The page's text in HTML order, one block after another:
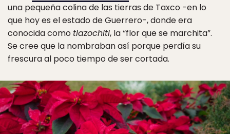
una pequeña colina de las tierras de Taxco -en lo
que hoy es el estado de Guerrero-, donde era
conocida como tlazochitl, la “flor que se marchita”.
Se cree que la nombraban así porque perdía su
frescura al poco tiempo de ser cortada.